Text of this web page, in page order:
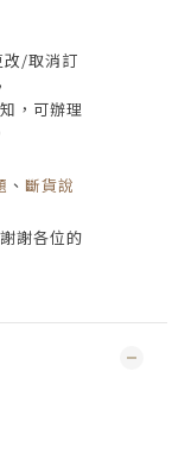
改/取消訂
，可辦理
、 斷貨說
謝各位的